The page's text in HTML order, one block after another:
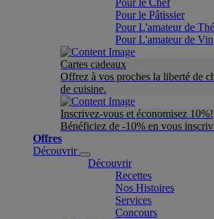
Pour le Chef
Pour le Pâtissier
Pour L'amateur de Thé
Pour L'amateur de Vin
Cartes cadeaux
Offrez à vos proches la liberté de
de cuisine.
Inscrivez-vous et économisez 10%!
Bénéficiez de -10% en vous
Offres
Découvrir
Découvrir
Recettes
Nos Histoires
Services
Concours